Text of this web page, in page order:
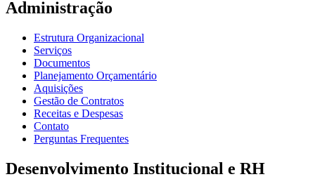
Administração
Estrutura Organizacional
Serviços
Documentos
Planejamento Orçamentário
Aquisições
Gestão de Contratos
Receitas e Despesas
Contato
Perguntas Frequentes
Desenvolvimento Institucional e RH